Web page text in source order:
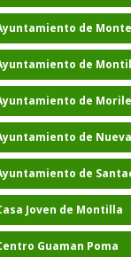
de
de
de
de
de
Joven de Montilla
Guaman Poma